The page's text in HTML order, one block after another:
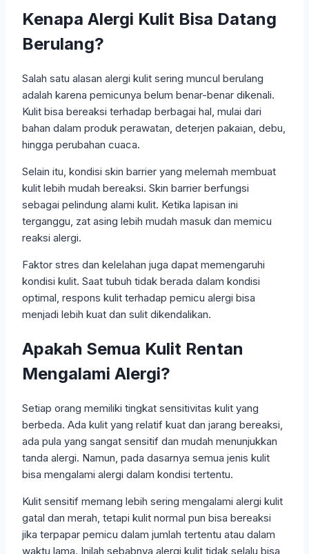
Kenapa Alergi Kulit Bisa Datang
Berulang?
Salah satu alasan alergi kulit sering muncul berulang
adalah karena pemicunya belum benar-benar dikenali.
Kulit bisa bereaksi terhadap berbagai hal, mulai dari
bahan dalam produk perawatan, deterjen pakaian, debu,
hingga perubahan cuaca.
Selain itu, kondisi skin barrier yang melemah membuat
kulit lebih mudah bereaksi. Skin barrier berfungsi
sebagai pelindung alami kulit. Ketika lapisan ini
terganggu, zat asing lebih mudah masuk dan memicu
reaksi alergi.
Faktor stres dan kelelahan juga dapat memengaruhi
kondisi kulit. Saat tubuh tidak berada dalam kondisi
optimal, respons kulit terhadap pemicu alergi bisa
menjadi lebih kuat dan sulit dikendalikan.
Apakah Semua Kulit Rentan
Mengalami Alergi?
Setiap orang memiliki tingkat sensitivitas kulit yang
berbeda. Ada kulit yang relatif kuat dan jarang bereaksi,
ada pula yang sangat sensitif dan mudah menunjukkan
tanda alergi. Namun, pada dasarnya semua jenis kulit
bisa mengalami alergi dalam kondisi tertentu.
Kulit sensitif memang lebih sering mengalami alergi kulit
gatal dan merah, tetapi kulit normal pun bisa bereaksi
jika terpapar pemicu dalam jumlah tertentu atau dalam
waktu lama. Inilah sebabnya alergi kulit tidak selalu bisa